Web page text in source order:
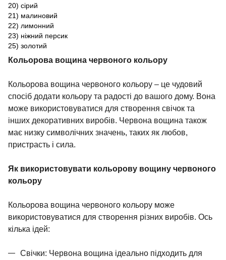
20) сірий
21) малиновий
22) лимонний
23) ніжний персик
25) золотий
Кольорова вощина червоного кольору
Кольорова вощина червоного кольору – це чудовий
спосіб додати кольору та радості до вашого дому. Вона
може використовуватися для створення свічок та
інших декоративних виробів. Червона вощина також
має низку символічних значень, таких як любов,
пристрасть і сила.
Як використовувати кольорову вощину червоного
кольору
Кольорова вощина червоного кольору може
використовуватися для створення різних виробів. Ось
кілька ідей:
Свічки: Червона вощина ідеально підходить для